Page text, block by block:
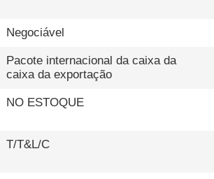
Negociável
Pacote internacional da caixa da
caixa da exportação
NO ESTOQUE
T/T&L/C